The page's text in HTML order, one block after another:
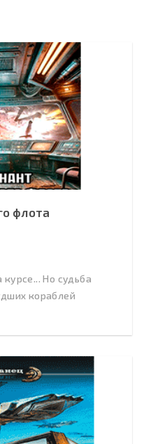
флота
Но судьба
кораблей